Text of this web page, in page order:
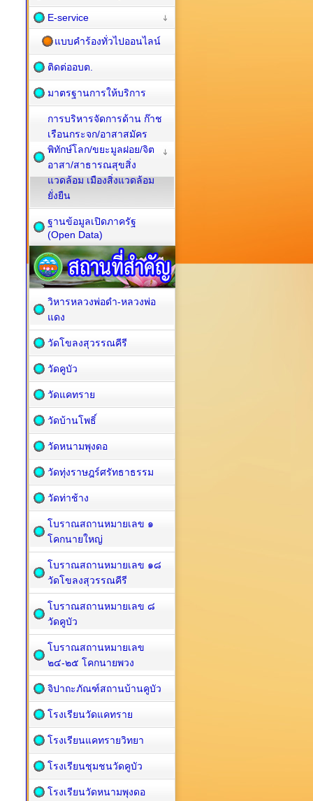
E-service
แบบคำร้องทั่วไปออนไลน์
ติดต่ออบต.
มาตรฐานการให้บริการ
การบริหารจัดการด้าน ก๊าช
เรือนกระจก/อาสาสมัคร
พิทักษ์โลก/ขยะมูลฝอย/จิต
อาสา/สาธารณสุขสิ่ง
แวดล้อม เมืองสิ่งแวดล้อม
ยั่งยืน
ฐานข้อมูลเปิดภาครัฐ
(Open Data)
วิหารหลวงพ่อดำ-หลวงพ่อ
แดง
วัดโขลงสุวรรณคีรี
วัดคูบัว
วัดแคทราย
วัดบ้านโพธิ์
วัดหนามพุงดอ
วัดทุ่งราษฎร์ศรัทธาธรรม
วัดท่าช้าง
โบราณสถานหมายเลข ๑
โคกนายใหญ่
โบราณสถานหมายเลข ๑๘
วัดโขลงสุวรรณคีรี
โบราณสถานหมายเลข ๘
วัดคูบัว
โบราณสถานหมายเลข
๒๔-๒๕ โคกนายพวง
จิปาถะภัณฑ์สถานบ้านคูบัว
โรงเรียนวัดแคทราย
โรงเรียนแคทรายวิทยา
โรงเรียนชุมชนวัดคูบัว
โรงเรียนวัดหนามพุงดอ